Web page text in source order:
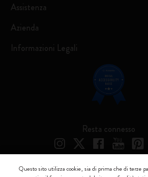
Assistenza
Azienda
Informazioni Legali
Resta connesso
Questo sito utilizza cookie, sia di prima che di terze